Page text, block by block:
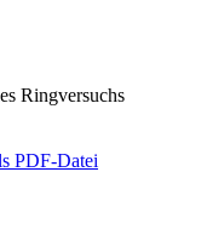
Ringversuchs
PDF-Datei